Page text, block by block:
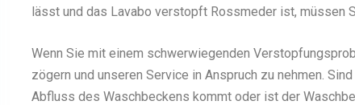
lässt und das Lavabo verstopft Rossmeder ist, müssen
Wenn Sie mit einem schwerwiegenden
zögern und unseren Service in Anspruch zu nehmen.
Abfluss des Waschbeckens kommt oder ist der